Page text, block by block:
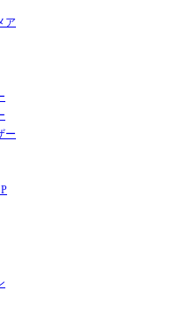
ア
ー